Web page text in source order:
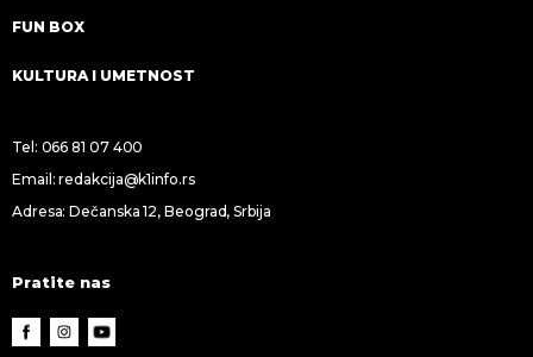
FUN BOX
KULTURA I UMETNOST
Tel: 066 81 07 400
Email:redakcija@k1info.rs
Adresa: Dečanska 12, Beograd, Srbija
Pratite nas